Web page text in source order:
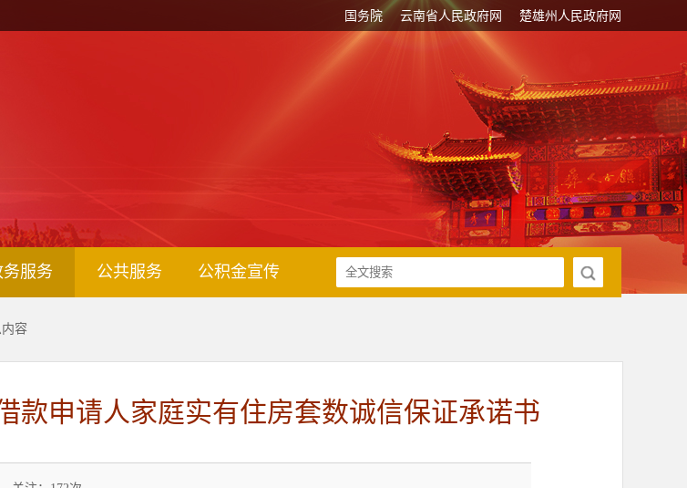
国务院 云南省人民政府网 楚雄州人民政府网
务服务 公共服务 公积金宣传
容
款申请人家庭实有住房套数诚信保证承诺书